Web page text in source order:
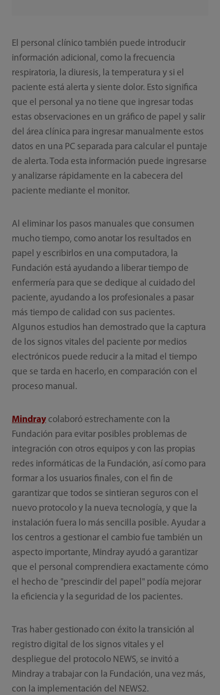
El personal clínico también puede introducir
información adicional, como la frecuencia
respiratoria, la diuresis, la temperatura y si el
paciente está alerta y siente dolor. Esto significa
que el personal ya no tiene que ingresar todas
estas observaciones en un gráfico de papel y salir
del área clínica para ingresar manualmente estos
datos en una PC separada para calcular el puntaje
de alerta. Toda esta información puede ingresarse
y analizarse rápidamente en la cabecera del
paciente mediante el monitor.
Al eliminar los pasos manuales que consumen
mucho tiempo, como anotar los resultados en
papel y escribirlos en una computadora, la
Fundación está ayudando a liberar tiempo de
enfermería para que se dedique al cuidado del
paciente, ayudando a los profesionales a pasar
más tiempo de calidad con sus pacientes.
Algunos estudios han demostrado que la captura
de los signos vitales del paciente por medios
electrónicos puede reducir a la mitad el tiempo
que se tarda en hacerlo, en comparación con el
proceso manual.
Mindraycolaboró estrechamente con la
Fundación para evitar posibles problemas de
integración con otros equipos y con las propias
redes informáticas de la Fundación, así como para
formar a los usuarios finales, con el fin de
garantizar que todos se sintieran seguros con el
nuevo protocolo y la nueva tecnología, y que la
instalación fuera lo más sencilla posible. Ayudar a
los centros a gestionar el cambio fue también un
aspecto importante, Mindray ayudó a garantizar
que el personal comprendiera exactamente cómo
el hecho de "prescindir del papel" podía mejorar
la eficiencia y la seguridad de los pacientes.
Tras haber gestionado con éxito la transición al
registro digital de los signos vitales y el
despliegue del protocolo NEWS, se invitó a
Mindray a trabajar con la Fundación, una vez más,
con la implementación del NEWS2.